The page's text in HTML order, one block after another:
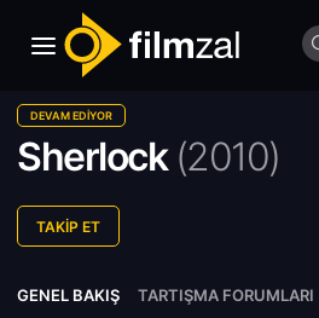
DEVAM EDIYOR
Sherlock (2010)
TAKIP ET
GENEL BAKIŞ TARTIŞMA FORUMLARI